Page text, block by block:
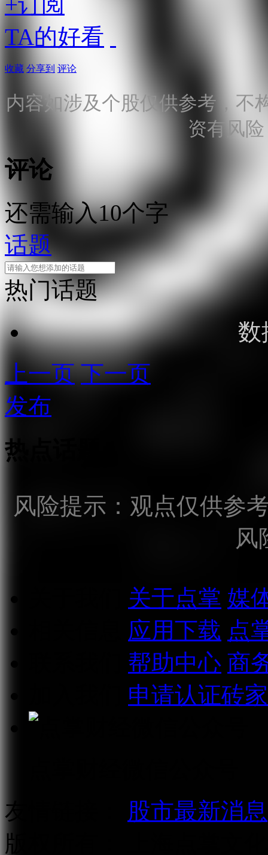
TA的好看
收藏 分享到 评论
内容如涉及个股仅供参考，不
资有风
评论
还需输入10个字
话题
热门话题
数
上一页 下一页
发布
热点话题
风险提示：观点仅供参
风
关于点掌 媒
应用下载 点
帮助中心 商
申请认证砖家
友情链接：
股市最新消息
版权所有：